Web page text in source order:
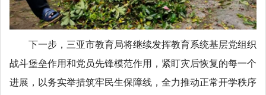
下一步，三亚市教育局将继续发挥教育系统基层党组织
战斗堡垒作用和党员先锋模范作用，紧盯灾后恢复的每一个
进展，以务实举措筑牢民生保障线，全力推动正常开学秩序